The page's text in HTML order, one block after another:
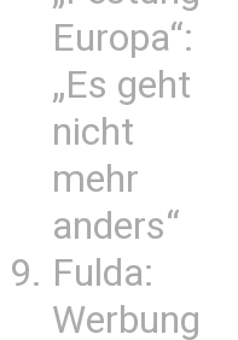
Europa“:
„Es geht
nicht
mehr
anders“
Fulda:
Werbung